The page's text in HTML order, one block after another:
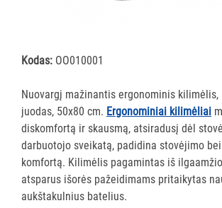
vienkartinės
apsaugos
priemonės
Akių
skalavimo
priemonės
PIRŠTINĖS
Kodas: OO010001
Nuovargį mažinantis ergonominis kilimėlis,
juodas, 50x80 cm. Ergonominiai kilimėliai
diskomfortą ir skausmą, atsiradusį dėl
darbuotojo sveikatą, padidina stovėjimo
komfortą. Kilimėlis pagamintas iš
atsparus išorės pažeidimams pritaikytas
aukštakulnius batelius.